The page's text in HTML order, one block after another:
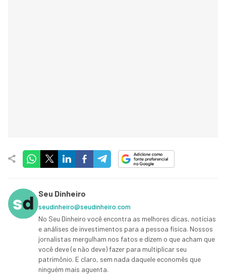
Seu Dinheiro
seudinheiro@seudinheiro.com
No Seu Dinheiro você encontra as melhores dicas, notícias
e análises de investimentos para a pessoa física. Nossos
jornalistas mergulham nos fatos e dizem o que acham que
você deve (e não deve) fazer para multiplicar seu
patrimônio. E claro, sem nada daquele economês que
ninguém mais aguenta.